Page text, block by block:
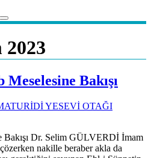
2023
Bakışı
YESEVİ OTAĞI
Bakışı Dr. Selim GÜLVERDİ İmam
nakille beraber akla da